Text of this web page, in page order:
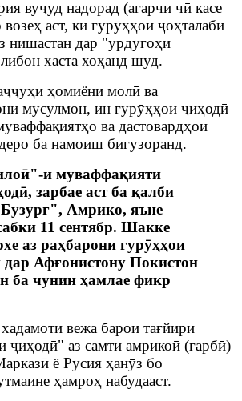
вуҷуд надорад (агарчи чӣ касе
аст, ки гурӯҳҳои ҷоҳталаби
нишастан дар "урдугоҳи
хаста хоҳанд шуд.
ҳомиёни молӣ ва
мусулмон, ин гурӯҳҳои ҷиҳодӣ
ва дастовардҳои
ба намоиш бигузоранд.
и муваффақияти
зарбае аст ба қалби
Амрико, яъне
11 сентябр. Шакке
аз раҳбарони гурӯҳҳои
дар Афғонистону Покистон
ба чунин ҳамлае фикр
вежа барои тағйири
ҷиҳодӣ" аз самти амрикоӣ (ғарбӣ)
ё Русия ҳанӯз бо
ҳамроҳ набудааст.